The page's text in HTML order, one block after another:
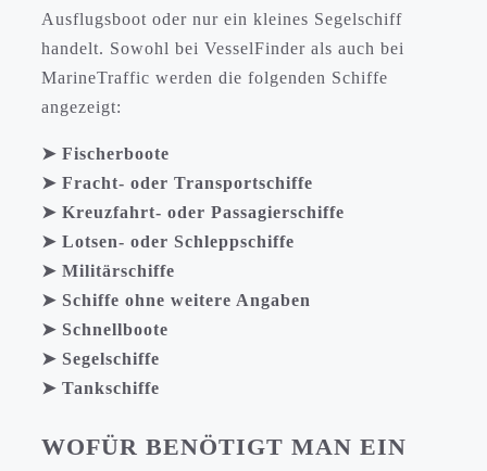
Ausflugsboot oder nur ein kleines Segelschiff
handelt. Sowohl bei VesselFinder als auch bei
MarineTraffic werden die folgenden Schiffe
angezeigt:
➤ Fischerboote
➤ Fracht- oder Transportschiffe
➤ Kreuzfahrt- oder Passagierschiffe
➤ Lotsen- oder Schleppschiffe
➤ Militärschiffe
➤ Schiffe ohne weitere Angaben
➤ Schnellboote
➤ Segelschiffe
➤ Tankschiffe
WOFÜR BENÖTIGT MAN EIN